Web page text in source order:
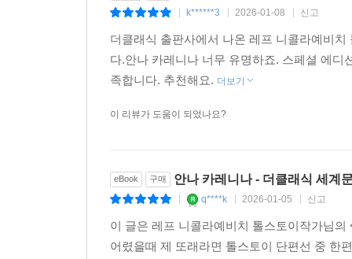
k******3 2026-01-08 신고
더클래식 출판사에서 나온 레프 니콜라예비
다.안나 카레니나 너무 유명하죠. 스페셜 에
족합니다. 추천해요. 더보기
이 리뷰가 도움이 되었나요?
eBook 구매 안나 카레니나 - 더클래식 세계
q****k 2026-01-05 신고
이 글은 레프 니콜라예비치 톨스토이작가님
어렸을때 제 또래라면 톨스토이 단편선 중 한